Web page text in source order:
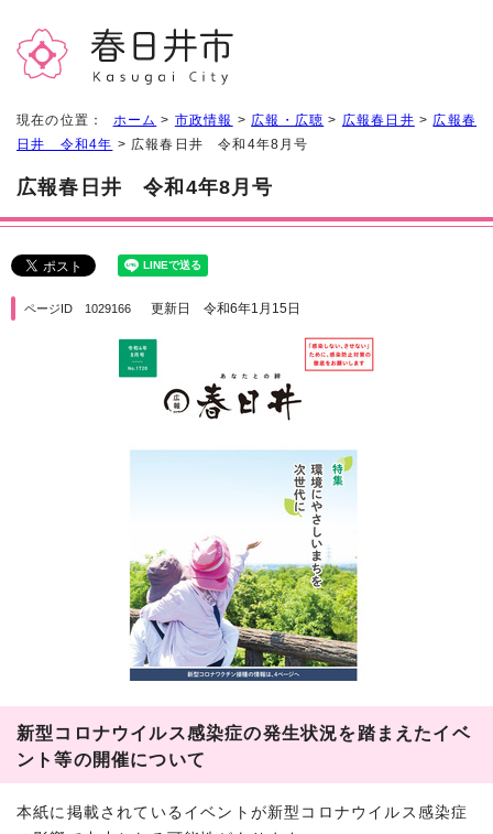
現在の位置： ホーム > 市政情報 > 広報・広聴 > 広報春日井 > 広報春
日井 令和4年 > 広報春日井 令和4年8月号
広報春日井 令和4年8月号
ページID 1029166 更新日 令和6年1月15日
新型コロナウイルス感染症の発生状況を踏まえたイベ
ント等の開催について
本紙に掲載されているイベントが新型コロナウイルス感染症